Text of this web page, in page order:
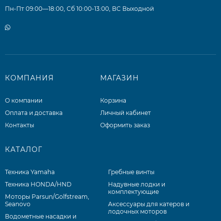
Пн-Пт 09:00—18:00, Сб 10:00-13:00, ВС Выходной
КОМПАНИЯ
О компании
Оплата и доставка
Контакты
МАГАЗИН
Корзина
Личный кабинет
Оформить заказ
КАТАЛОГ
Техника Yamaha
Техника HONDA/HND
Моторы Parsun/Golfstream,
Seanovo
Водометные насадки и
Гребные винты
Надувные лодки и
комплектующие
Аксессуары для катеров и
лодочных моторов